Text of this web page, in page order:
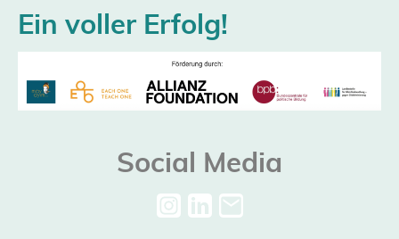
Ein voller Erfolg!
Social Media